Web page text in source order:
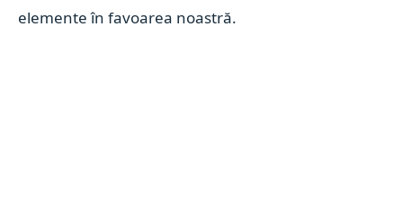
elemente în favoarea noastră.